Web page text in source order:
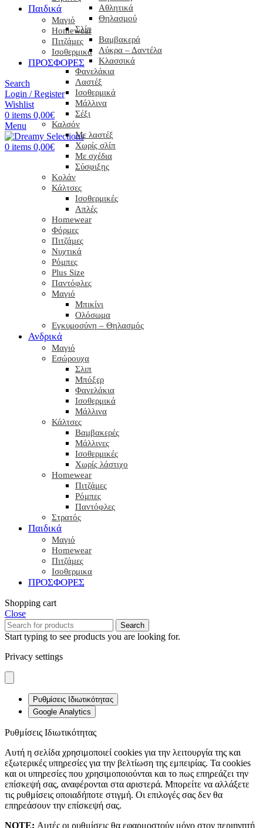
Παιδικά
Μαγιό
Homewear
Πιτζάμες
Ισοθερμικα
ΠΡΟΣΦΟΡΕΣ
Search
Login / Register
Wishlist
0 items 0,00€
Menu
0 items 0,00€
Αθλητικά
Θηλασμού
Σλίπ
Βαμβακερά
Λύκρα – Δαντέλα
Κλασσικά
Φανελάκια
Λαστέξ
Ισοθερμικά
Μάλλινα
Σέξι
Καλσόν
Με λαστέξ
Χωρίς σλίπ
Με σχέδια
Σύσφιξης
Κολάν
Κάλτσες
Ισοθερμικές
Απλές
Homewear
Φόρμες
Πιτζάμες
Νυχτικά
Ρόμπες
Plus Size
Παντόφλες
Μαγιό
Μπικίνι
Ολόσωμα
Εγκυμοσύνη – Θηλασμός
Ανδρικά
Μαγιό
Εσώρουχα
Σλιπ
Μπόξερ
Φανελάκια
Ισοθερμικά
Μάλλινα
Κάλτσες
Βαμβακερές
Μάλλινες
Ισοθερμικές
Χωρίς λάστιχο
Homewear
Πιτζάμες
Ρόμπες
Παντόφλες
Στρατός
Παιδικά
Μαγιό
Homewear
Πιτζάμες
Ισοθερμικα
ΠΡΟΣΦΟΡΕΣ
Shopping cart
Close
Search
Start typing to see products you are looking for.
Privacy settings
Ρυθμίσεις Ιδιωτικότητας
Google Analytics
Ρυθμίσεις Ιδιωτικότητας
Αυτή η σελίδα χρησιμοποιεί cookies για την λειτουργία της και
εξωτερικές υπηρεσίες για την βελτίωση της εμπειρίας. Τα cookies
και οι υπηρεσίες που χρησιμοποιούνται και το πως επηρεάζει την
επίσκεψή σας, αναφέρονται στα αριστερά. Μπορείτε να αλλάξετε
τις ρυθμίσεις οποιαδήποτε στιγμή. Οι επιλογές σας δεν θα
επηρεάσουν την επίσκεψή σας.
NOTE: Αυτές οι ρυθμίσεις θα εφαρμοστούν μόνο στον περιηγητή